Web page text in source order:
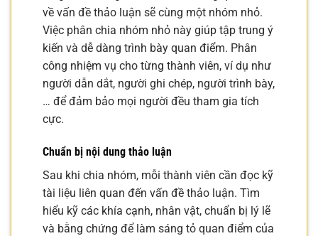
về vấn đề thảo luận sẽ cùng một nhóm nhỏ.
Việc phân chia nhóm nhỏ này giúp tập trung ý
kiến và dễ dàng trình bày quan điểm. Phân
công nhiệm vụ cho từng thành viên, ví dụ như
người dẫn dắt, người ghi chép, người trình bày,
… để đảm bảo mọi người đều tham gia tích
cực.
Chuẩn bị nội dung thảo luận
Sau khi chia nhóm, mỗi thành viên cần đọc kỹ
tài liệu liên quan đến vấn đề thảo luận. Tìm
hiểu kỹ các khía cạnh, nhân vật, chuẩn bị lý lẽ
và bằng chứng để làm sáng tỏ quan điểm của